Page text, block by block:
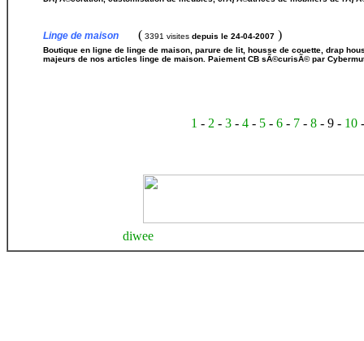
Linge de maison ( 3391 visites depuis le 24-04-2007 )
Boutique en ligne de linge de maison, parure de lit, housse de couette, drap
majeurs de nos articles linge de maison. Paiement CB sÃ©curisÃ© par
1 - 2 -3 -4 - 5 -6 - 7 -8 - 9 - 10
diwee